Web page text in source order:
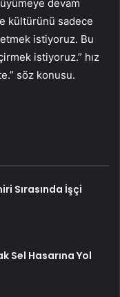
devam
kültürünü sadece
istiyoruz. Bu
istiyoruz.” hız
söz konusu.
Sırasında İşçi
Sel Hasarına Yol